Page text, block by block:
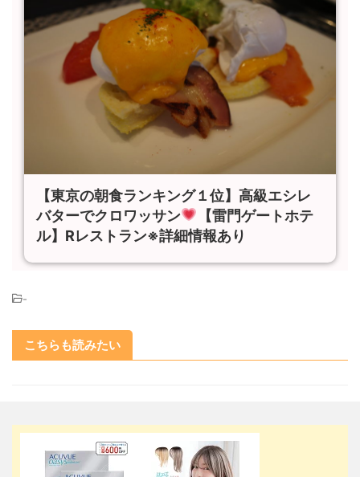
【東京の朝食ランキング１位】高級エシレ
バターでクロワッサン
【雷門ゲートホテ
ル】Rレストラン※詳細情報あり
-
こちらも読みたい